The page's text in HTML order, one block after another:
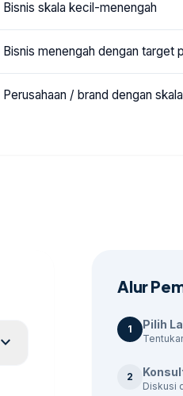
Bisnis skala kecil-menengah
Bisnis menengah dengan target
Perusahaan / brand dengan
expand_more
Alur
1 Pilih
2
Diskusi